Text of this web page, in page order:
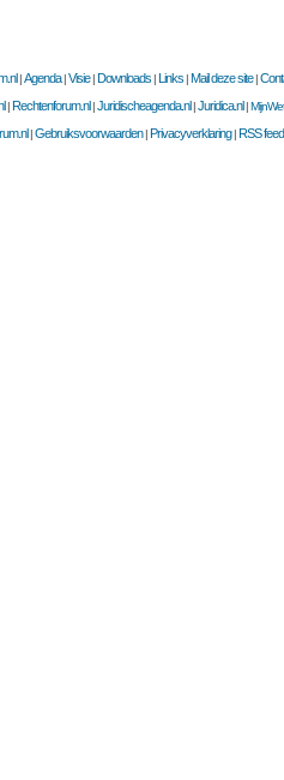
|Agenda|Visie|Downloads |Links |Mail deze site|
|Rechtenforum.nl |Juridischeagenda.nl |Juridica.nl |
|Gebruiksvoorwaarden|Privacyverklaring|RSS